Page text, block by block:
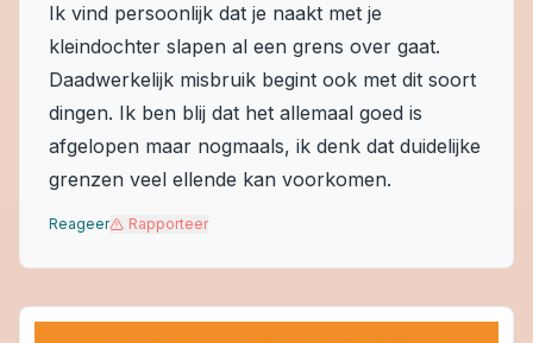
Ik vind persoonlijk dat je naakt met je
kleindochter slapen al een grens over gaat.
Daadwerkelijk misbruik begint ook met dit soort
dingen. Ik ben blij dat het allemaal goed is
afgelopen maar nogmaals, ik denk dat duidelijke
grenzen veel ellende kan voorkomen.
Reageer Rapporteer